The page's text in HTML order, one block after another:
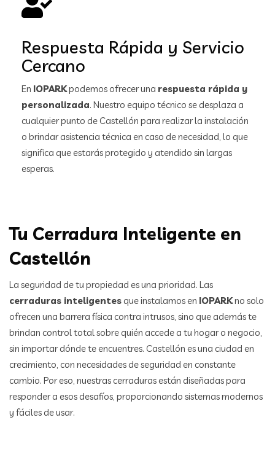
Respuesta Rápida y Servicio
Cercano
En IOPARKpodemos ofrecer una respuesta rápida y
personalizada. Nuestro equipo técnico se desplaza a
cualquier punto de Castellón para realizar la instalación
o brindar asistencia técnica en caso de necesidad, lo que
significa que estarás protegido y atendido sin largas
esperas.
Tu Cerradura Inteligente en
Castellón
La seguridad de tu propiedad es una prioridad. Las
cerraduras inteligentesque instalamos en IOPARKno solo
ofrecen una barrera física contra intrusos, sino que además te
brindan control total sobre quién accede a tu hogar o negocio,
sin importar dónde te encuentres. Castellón es una ciudad en
crecimiento, con necesidades de seguridad en constante
cambio. Por eso, nuestras cerraduras están diseñadas para
responder a esos desafíos, proporcionando sistemas modernos
y fáciles de usar.